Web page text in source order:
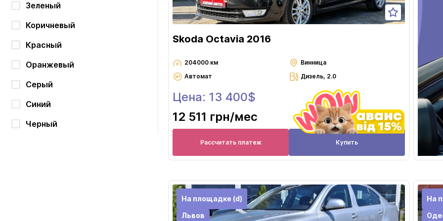
Зеленый
Коричневый
Красный
Оранжевый
Серый
Синий
Черный
Skoda Octavia 2016
204000 км
Винница
Автомат
Дизель, 2.0
Цена: 13 400$
12 511 грн/мес
Рассчитать платеж Купить
На площадке (d)
Львов
На